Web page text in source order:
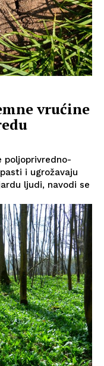
vrućine
poljoprivredno-
i ugrožavaju
ljudi, navodi se